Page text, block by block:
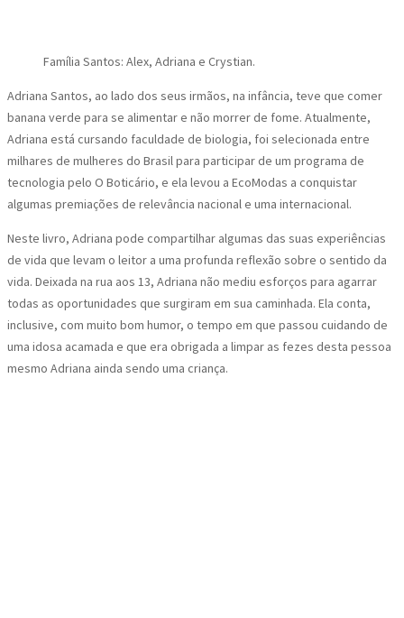
Família Santos: Alex, Adriana e Crystian.
Adriana Santos, ao lado dos seus irmãos, na infância, teve que comer
banana verde para se alimentar e não morrer de fome. Atualmente,
Adriana está cursando faculdade de biologia, foi selecionada entre
milhares de mulheres do Brasil para participar de um programa de
tecnologia pelo O Boticário, e ela levou a EcoModas a conquistar
algumas premiações de relevância nacional e uma internacional.
Neste livro, Adriana pode compartilhar algumas das suas experiências
de vida que levam o leitor a uma profunda reflexão sobre o sentido da
vida. Deixada na rua aos 13, Adriana não mediu esforços para agarrar
todas as oportunidades que surgiram em sua caminhada. Ela conta,
inclusive, com muito bom humor, o tempo em que passou cuidando de
uma idosa acamada e que era obrigada a limpar as fezes desta pessoa
mesmo Adriana ainda sendo uma criança.